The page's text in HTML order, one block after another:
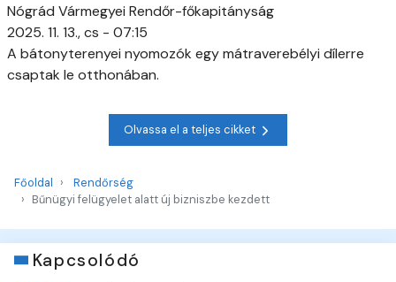
Nógrád Vármegyei Rendőr-főkapitányság
2025. 11. 13., cs - 07:15
A bátonyterenyei nyomozók egy mátraverebélyi dílerre
csaptak le otthonában.
Olvassa el a teljes cikket
Főoldal
Rendőrség
Bűnügyi felügyelet alatt új bizniszbe kezdett
Kapcsolódó